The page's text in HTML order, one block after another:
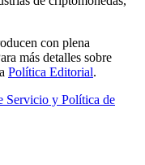
con plena
más detalles sobre
Política Editorial.
Servicio y Política de